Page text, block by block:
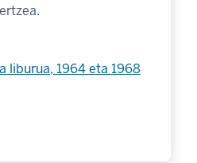
liburua, 1964 eta 1968